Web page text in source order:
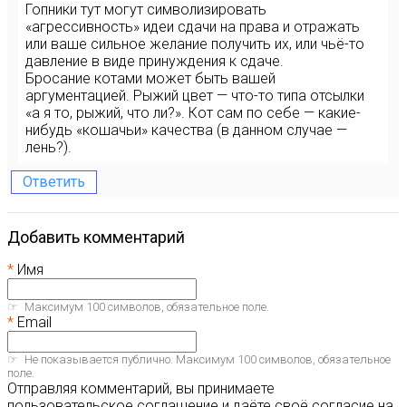
Гопники тут могут символизировать
«агрессивность» идеи сдачи на права и отражать
или ваше сильное желание получить их, или чьё-то
давление в виде принуждения к сдаче.
Бросание котами может быть вашей
аргументацией. Рыжий цвет — что-то типа отсылки
«а я то, рыжий, что ли?». Кот сам по себе — какие-
нибудь «кошачьи» качества (в данном случае —
лень?).
Ответить
Добавить комментарий
Имя
Максимум 100 символов, обязательное поле.
Email
Не показывается публично. Максимум 100 символов, обязательное
поле.
Отправляя комментарий, вы принимаете